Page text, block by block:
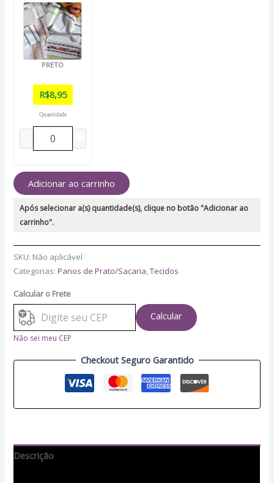
PRETO
R$8,95
Quantidade
Adicionar ao carrinho
Após selecionar a(s) quantidade(s), clique no botão "Adicionar ao
carrinho".
SKU: Não aplicável
Categorias:Panos de Prato/Sacaria,Tecidos
Calcular o Frete
Calcular
Não sei meu CEP
Checkout Seguro Garantido
Descrição